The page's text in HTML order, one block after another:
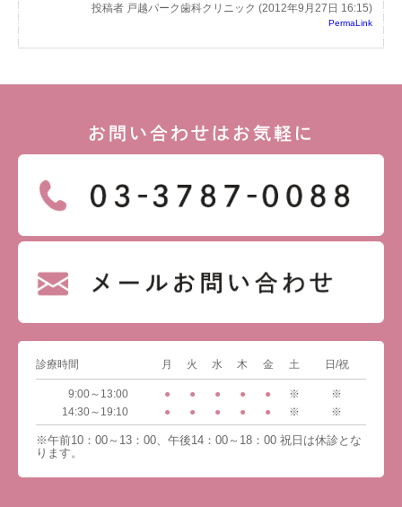
投稿者 戸越パーク歯科クリニック (2012年9月27日 16:15)
PermaLink
お問い合わせはお気軽に
診療時間 月 火 水 木 金 土 日/祝
9:00～13:00 ● ● ● ● ● ※
※
14:30～19:10
● ● ● ● ● ※ ※
※午前10：00～13：00、午後14：00～18：00 祝日は休診とな
ります。